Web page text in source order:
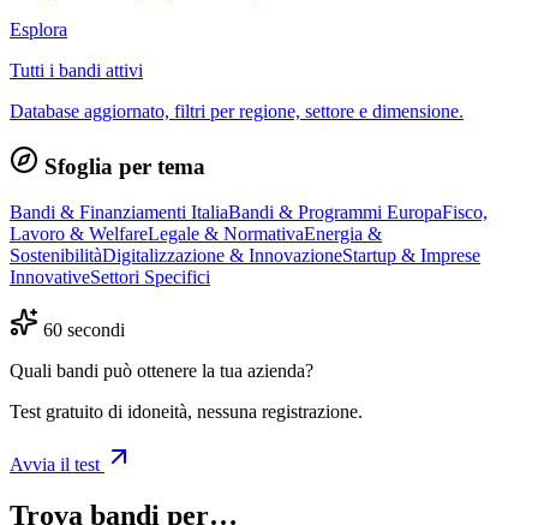
Esplora
Tutti i bandi attivi
Database aggiornato, filtri per regione, settore e dimensione.
Sfoglia per tema
Bandi & Finanziamenti ItaliaBandi & Programmi EuropaFisco,
Lavoro & WelfareLegale & NormativaEnergia &
SostenibilitàDigitalizzazione & InnovazioneStartup & Imprese
InnovativeSettori Specifici
60 secondi
Quali bandi può ottenere la tua azienda?
Test gratuito di idoneità, nessuna registrazione.
Avvia il test
Trova bandi per…